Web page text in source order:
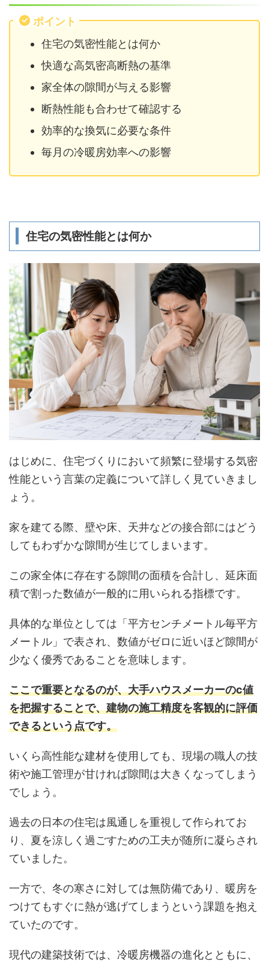
ポイント
住宅の気密性能とは何か
快適な高気密高断熱の基準
家全体の隙間が与える影響
断熱性能も合わせて確認する
効率的な換気に必要な条件
毎月の冷暖房効率への影響
住宅の気密性能とは何か
はじめに、住宅づくりにおいて頻繁に登場する気密
性能という言葉の定義について詳しく見ていきまし
ょう。
家を建てる際、壁や床、天井などの接合部にはどう
してもわずかな隙間が生じてしまいます。
この家全体に存在する隙間の面積を合計し、延床面
積で割った数値が一般的に用いられる指標です。
具体的な単位としては「平方センチメートル毎平方
メートル」で表され、数値がゼロに近いほど隙間が
少なく優秀であることを意味します。
ここで重要となるのが、大手ハウスメーカーのc値
を把握することで、建物の施工精度を客観的に評価
できるという点です。
いくら高性能な建材を使用しても、現場の職人の技
術や施工管理が甘ければ隙間は大きくなってしまう
でしょう。
過去の日本の住宅は風通しを重視して作られてお
り、夏を涼しく過ごすための工夫が随所に凝らされ
ていました。
一方で、冬の寒さに対しては無防備であり、暖房を
つけてもすぐに熱が逃げてしまうという課題を抱え
ていたのです。
現代の建築技術では、冷暖房機器の進化とともに、